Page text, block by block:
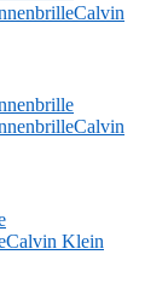
Calvin
Calvin
Calvin Klein